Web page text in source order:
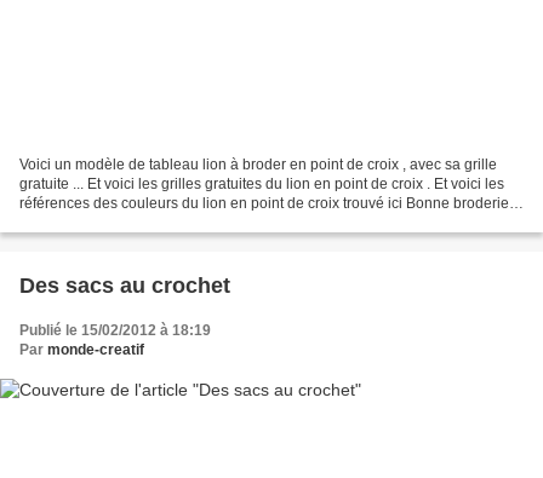
Voici un modèle de tableau lion à broder en point de croix , avec sa grille
gratuite ... Et voici les grilles gratuites du lion en point de croix . Et voici les
références des couleurs du lion en point de croix trouvé ici Bonne broderie
Des sacs au crochet
Publié le 15/02/2012 à 18:19
Par monde-creatif